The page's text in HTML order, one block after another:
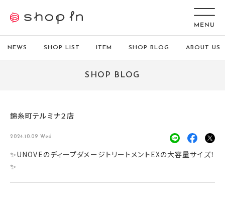
NEWS SHOP LIST ITEM SHOP BLOG ABOUT US
SHOP BLOG
錦糸町テルミナ２店
2024.10.09 Wed
✨UNOVEのディープダメージトリートメントEXの大容量サイズ！
✨